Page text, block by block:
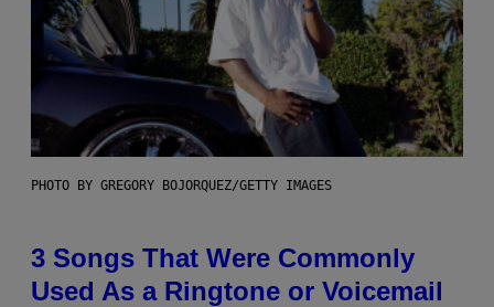
PHOTO BY GREGORY BOJORQUEZ/GETTY IMAGES
3 Songs That Were Commonly
Used As a Ringtone or Voicemail